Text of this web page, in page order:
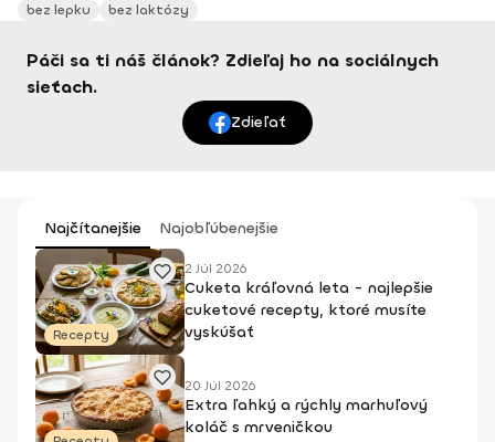
bez lepku bez laktózy
Páči sa ti náš článok? Zdieľaj ho na sociálnych
sieťach.
Zdieľať
Najčítanejšie Najobľúbenejšie
Recepty
2 Júl 2026
Cuketa kráľovná leta - najlepšie
cuketové recepty, ktoré musíte
vyskúšať
20 Júl 2026
Extra ľahký a rýchly marhuľový
koláč s mrveničkou